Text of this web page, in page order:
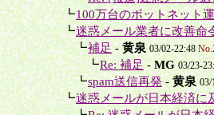
＋┗100万台のボットネット
＋┗迷惑メール業者に改善
＋＋┗補足-黄泉 03/02-22:48
＋＋＋┗Re: 補足-MG 03/23-
＋＋┗spam送信再発-黄泉
＋┗迷惑メールが日本経済に